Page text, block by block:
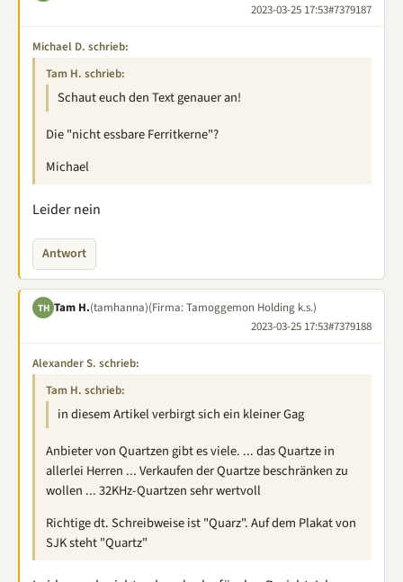
2023-03-25 17:53#7379187
Michael D. schrieb:
Tam H. schrieb:
Schaut euch den Text genauer an!
Die "nicht essbare Ferritkerne"?
Michael
Leider nein
Antwort
TH Tam H.(tamhanna)(Firma: Tamoggemon Holding k.s.)
2023-03-25 17:53#7379188
Alexander S. schrieb:
Tam H. schrieb:
in diesem Artikel verbirgt sich ein kleiner Gag
Anbieter von Quartzen gibt es viele. ... das Quartze in
allerlei Herren ... Verkaufen der Quartze beschränken zu
wollen ... 32KHz-Quartzen sehr wertvoll
Richtige dt. Schreibweise ist "Quarz". Auf dem Plakat von
SJK steht "Quartz"